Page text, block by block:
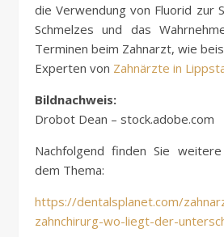
die Verwendung von Fluorid zur
Schmelzes und das
Terminen beim Zahnarzt, wie
Experten von Zahnärzte in
Bildnachweis:
Drobot Dean – stock.adobe.com
Nachfolgend finden Sie
dem Thema:
https://dentalsplanet.com/
zahnchirurg-wo-liegt-der-